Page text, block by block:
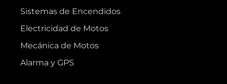
Sistemas de Encendidos
Electricidad de Motos
Mecánica de Motos
Alarma y GPS